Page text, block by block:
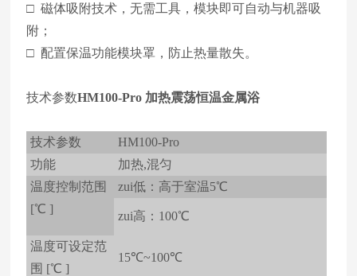
□ 磁体吸附技术，无需工具，模块即可自动与机器吸
附；
□ 配置保温功能模块罩，防止热量散失。
技术参数HM100-Pro 加热震荡恒温金属浴
技术参数
HM100-Pro
功能
加热,混匀
温度控制范围
[℃ ]
zui低：高于室温5℃
zui高：100℃
温度可设定范
围 [℃ ]
15℃~100℃